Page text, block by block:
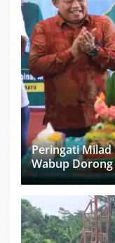
Peringati Milad
Wabup
Menuju